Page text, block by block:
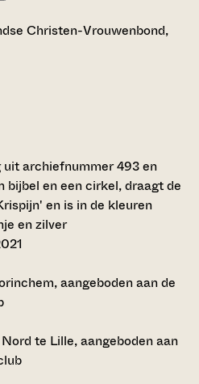
Christen-Vrouwenbond,
archiefnummer 493 en
bijbel en een cirkel, draagt de
en is in de kleuren
en zilver
aangeboden aan de
te Lille, aangeboden aan